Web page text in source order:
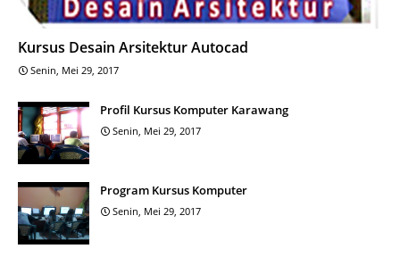
Kursus Desain Arsitektur Autocad
Senin, Mei 29, 2017
Profil Kursus Komputer Karawang
Senin, Mei 29, 2017
Program Kursus Komputer
Senin, Mei 29, 2017